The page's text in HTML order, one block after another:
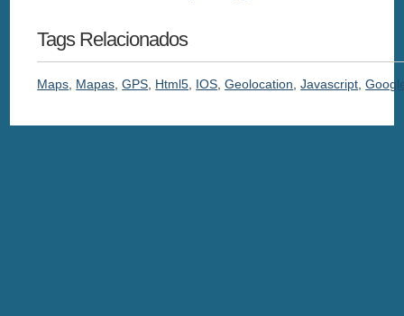
Tags Relacionados
Maps, Mapas,GPS, Html5, IOS,Geolocation,Javascript,